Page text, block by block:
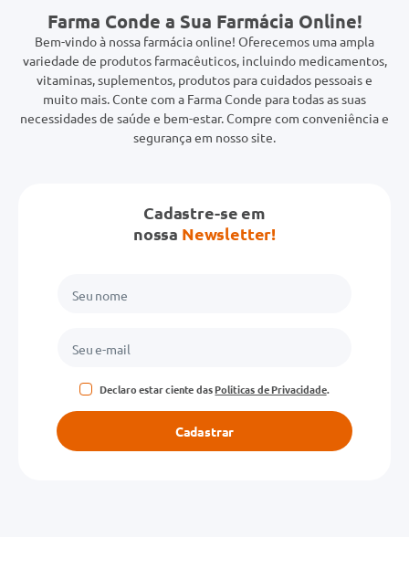
Farma Conde a Sua Farmácia Online!
Bem-vindo à nossa farmácia online! Oferecemos uma ampla
variedade de produtos farmacêuticos, incluindo medicamentos,
vitaminas, suplementos, produtos para cuidados pessoais e
muito mais. Conte com a Farma Conde para todas as suas
necessidades de saúde e bem-estar. Compre com conveniência e
segurança em nosso site.
Cadastre-se em
nossa Newsletter!
Declaro estar ciente dasPolíticas de Privacidade.
Cadastrar